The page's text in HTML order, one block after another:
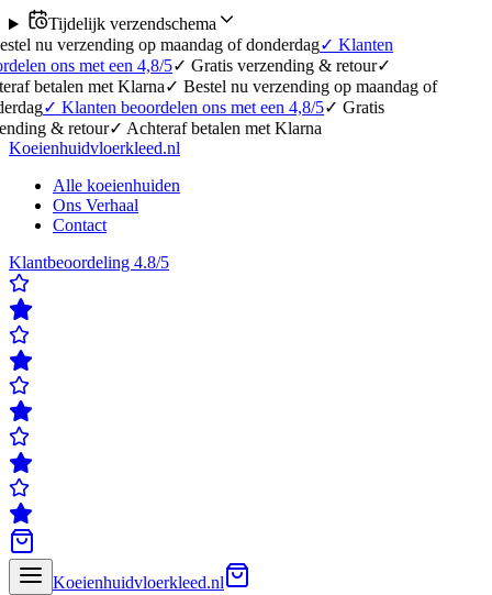
Tijdelijk verzendschema
op maandag of donderdag✓Klanten
een 4,8/5✓Gratis verzending & retour✓
met Klarna✓Bestel nu verzending op maandag of
beoordelen ons met een 4,8/5✓Gratis
✓ Achteraf betalen met Klarna
Koeienhuidvloerkleed.nl
Alle koeienhuiden
Ons Verhaal
Contact
Klantbeoordeling 4.8/5
Koeienhuidvloerkleed.nl